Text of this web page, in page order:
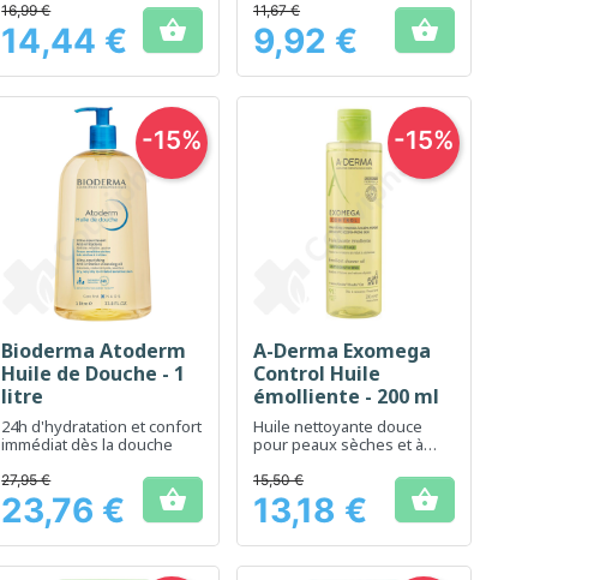
Prix
16,99 €
14,44 €  Prix
11,67 €
9,92 € 
Aperçu rapide
Bioderma Atoderm
Huile de Douche - 1
litre
24h d'hydratation et confort
immédiat dès la douche
Prix
27,95 €
23,76 € 
-15%
Aperçu rapide
A-Derma Exomega
Control Huile
émolliente - 200 ml
Huile nettoyante douce
pour peaux sèches et à
Prix
15,50 €
13,18 € 
-15%